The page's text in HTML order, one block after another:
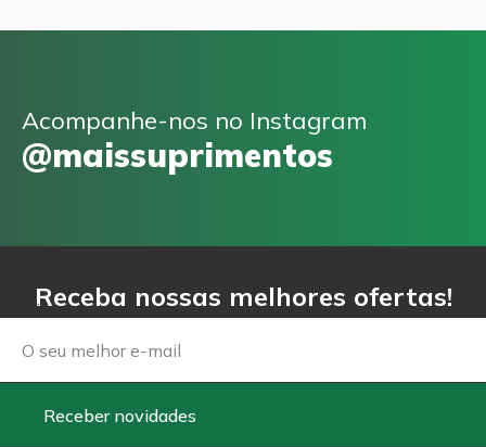
Acompanhe-nos no Instagram
@maissuprimentos
Receba nossas melhores ofertas!
Email
Receber novidades